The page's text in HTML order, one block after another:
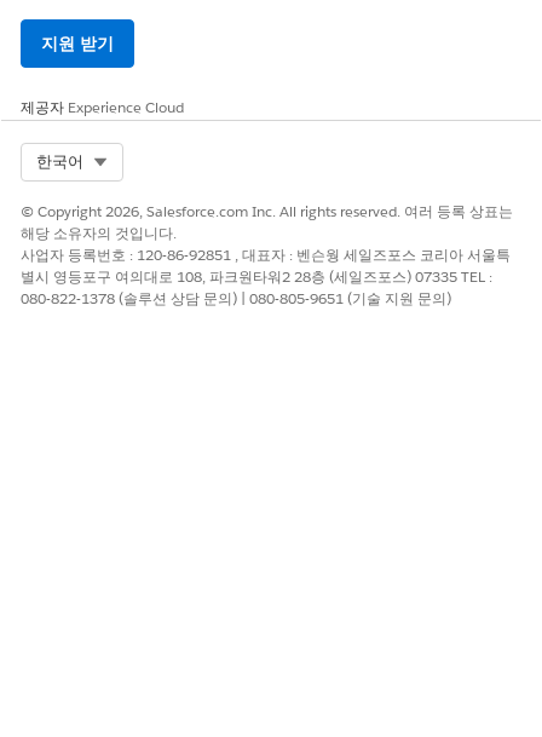
지원 받기
제공자 Experience Cloud
한국어
© Copyright 2026, Salesforce.com Inc. All rights reserved. 여러 등록 상표는
해당 소유자의 것입니다.
사업자 등록번호 : 120-86-92851 , 대표자 : 벤슨웡 세일즈포스 코리아 서울특
별시 영등포구 여의대로 108, 파크원타워2 28층 (세일즈포스) 07335 TEL :
080-822-1378 (솔루션 상담 문의) | 080-805-9651 (기술 지원 문의)